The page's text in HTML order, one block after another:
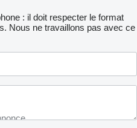
: il doit respecter le format
Nous ne travaillons pas avec ce